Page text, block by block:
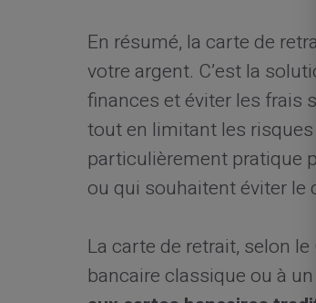
En résumé, la carte de
votre argent. C’est la
finances et éviter les frais
tout en limitant les
particulièrement pratique
ou qui souhaitent éviter le
La carte de retrait, selon
bancaire classique ou à